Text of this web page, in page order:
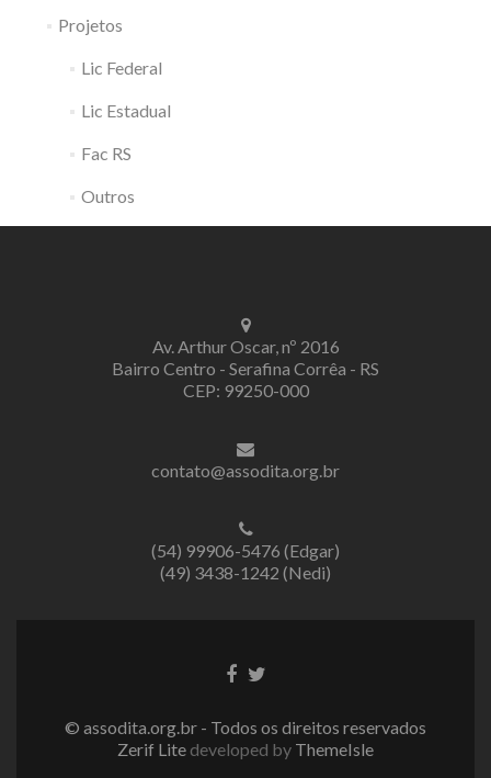
Projetos
Lic Federal
Lic Estadual
Fac RS
Outros
Av. Arthur Oscar, nº 2016
Bairro Centro - Serafina Corrêa - RS
CEP: 99250-000
contato@assodita.org.br
(54) 99906-5476 (Edgar)
(49) 3438-1242 (Nedi)
LinkLink
© assodita.org.br - Todos os direitos reservados
Zerif Lite developed by ThemeIsle